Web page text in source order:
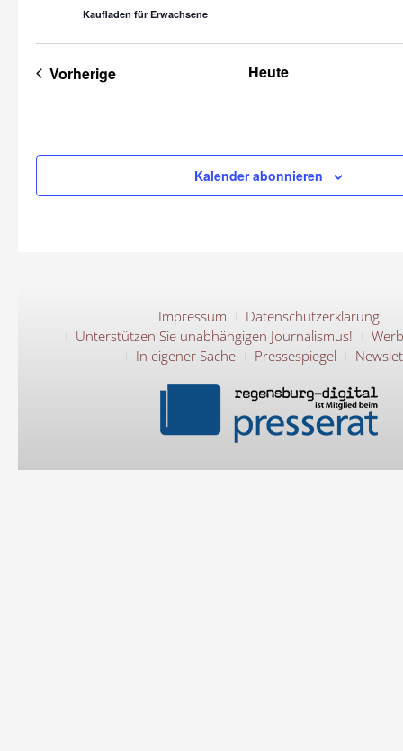
Kaufladen für Erwachsene
VorherigeVeranstaltungen Heute
Kalender abonnieren
Impressum
Datenschutzerklärung
Unterstützen Sie unabhängigen Journalismus!
In eigener Sache
Pressespiegel